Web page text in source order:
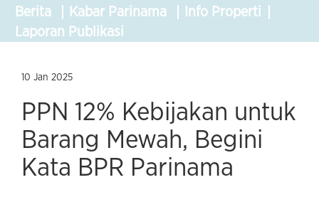
Berita Kabar Parinama
Info Properti
Laporan Publikasi
10 Jan 2025
PPN 12% Kebijakan untuk
Barang Mewah, Begini
Kata BPR Parinama